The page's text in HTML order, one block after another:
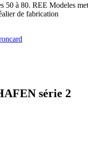
50 à 80. REE Modeles met
de fabrication
série 2